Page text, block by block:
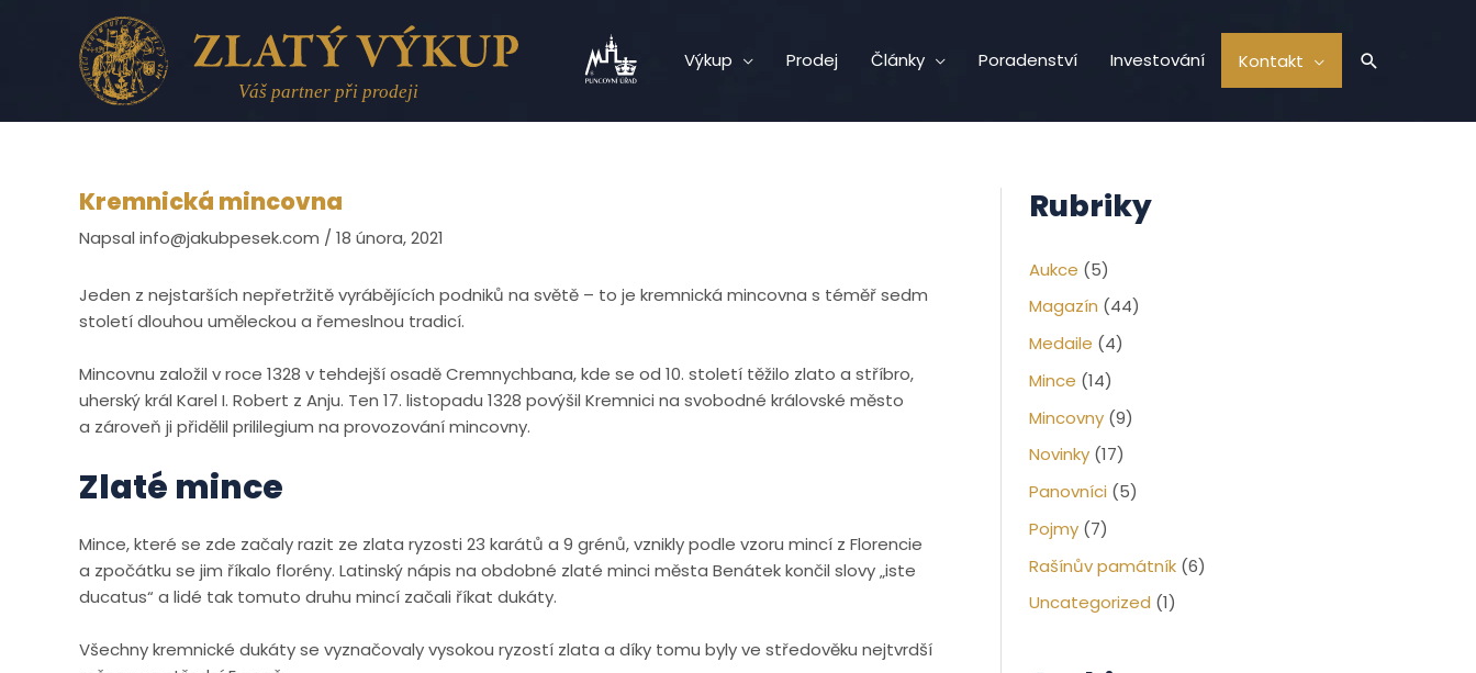
Výkup Prodej Články Poradenství Investování Kontakt Hledat
Kremnická mincovna
Napsal info@jakubpesek.com / 18 února, 2021
Jeden z nejstarších nepřetržitě vyrábějících podniků na světě – to je kremnická mincovna s téměř sedm
století dlouhou uměleckou a řemeslnou tradicí.
Mincovnu založil v roce 1328 v tehdejší osadě Cremnychbana, kde se od 10. století těžilo zlato a stříbro,
uherský král Karel I. Robert z Anju. Ten 17. listopadu 1328 povýšil Kremnici na svobodné královské město
a zároveň ji přidělil prililegium na provozování mincovny.
Zlaté mince
Mince, které se zde začaly razit ze zlata ryzosti 23 karátů a 9 grénů, vznikly podle vzoru mincí z Florencie
a zpočátku se jim říkalo florény. Latinský nápis na obdobné zlaté minci města Benátek končil slovy „iste
ducatus“ a lidé tak tomuto druhu mincí začali říkat dukáty.
Všechny kremnické dukáty se vyznačovaly vysokou ryzostí zlata a díky tomu byly ve středověku nejtvrdší
Rubriky
Aukce (5)
Magazín (44)
Medaile (4)
Mince (14)
Mincovny (9)
Novinky (17)
Panovníci (5)
Pojmy (7)
Rašínův památník (6)
Uncategorized (1)